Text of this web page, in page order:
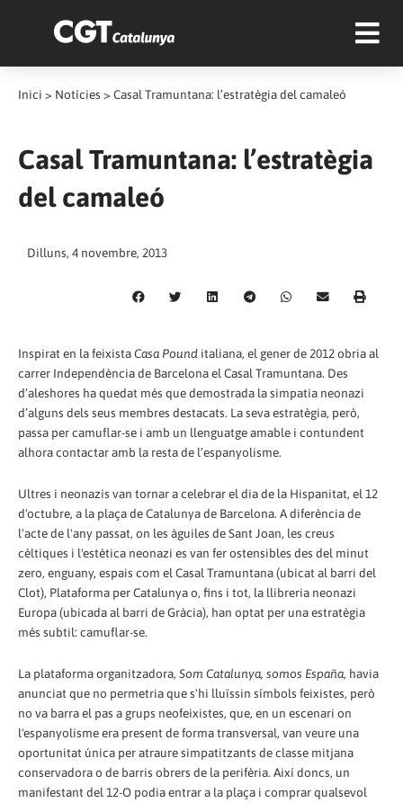
Inici > Notícies > Casal Tramuntana: l’estratègia del camaleó
Casal Tramuntana: l’estratègia
del camaleó
Dilluns, 4 novembre, 2013
Inspirat en la feixistaCasa Pound italiana, el gener de 2012 obria al
carrer Independència de Barcelona el Casal Tramuntana. Des
d’aleshores ha quedat més que demostrada la simpatia neonazi
d’alguns dels seus membres destacats. La seva estratègia, però,
passa per camuflar-se i amb un llenguatge amable i contundent
alhora contactar amb la resta de l’espanyolisme.
Ultres i neonazis van tornar a celebrar el dia de la Hispanitat, el 12
d'octubre, a la plaça de Catalunya de Barcelona. A diferència de
l'acte de l'any passat, on les àguiles de Sant Joan, les creus
cèltiques i l'estètica neonazi es van fer ostensibles des del minut
zero, enguany, espais com el Casal Tramuntana (ubicat al barri del
Clot), Plataforma per Catalunya o, fins i tot, la llibreria neonazi
Europa (ubicada al barri de Gràcia), han optat per una estratègia
més subtil: camuflar-se.
La plataforma organitzadora, Som Catalunya, somos España, havia
anunciat que no permetria que s'hi lluïssin símbols feixistes, però
no va barra el pas a grups neofeixistes, que, en un escenari on
l'espanyolisme era present de forma transversal, van veure una
oportunitat única per atraure simpatitzants de classe mitjana
conservadora o de barris obrers de la perifèria. Així doncs, un
manifestant del 12-O podia entrar a la plaça i comprar qualsevol